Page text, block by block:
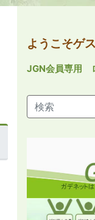
ようこそゲ
JGN会員専用